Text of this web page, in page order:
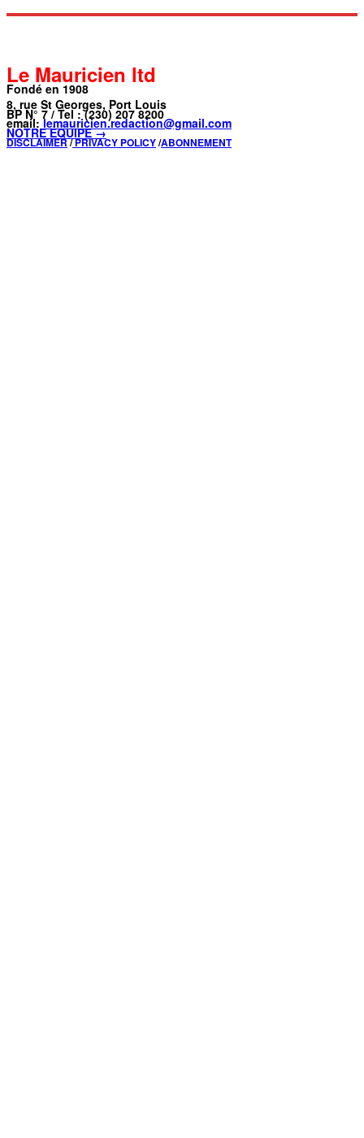
Le Mauricien ltd
Fondé en 1908
8, rue St Georges, Port Louis
BP N° 7 / Tel : (230) 207 8200
email: lemauricien.redaction@gmail.com
NOTRE ÉQUIPE →
DISCLAIMER/PRIVACY POLICY/ABONNEMENT